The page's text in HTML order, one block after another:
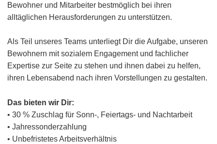
Bewohner und Mitarbeiter bestmöglich bei ihren
alltäglichen Herausforderungen zu unterstützen.
Als Teil unseres Teams unterliegt Dir die Aufgabe, unseren
Bewohnern mit sozialem Engagement und fachlicher
Expertise zur Seite zu stehen und ihnen dabei zu helfen,
ihren Lebensabend nach ihren Vorstellungen zu gestalten.
Das bieten wir Dir:
• 30 % Zuschlag für Sonn-, Feiertags- und Nachtarbeit
• Jahressonderzahlung
• Unbefristetes Arbeitsverhältnis